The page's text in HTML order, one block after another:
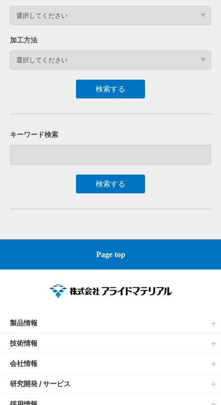
選択してください
加工方法
選択してください
キーワード検索
Page top
製品情報
技術情報
会社情報
研究開発 / サービス